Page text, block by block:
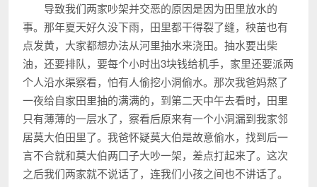
导致我们两家吵架并交恶的原因是因为田里放水的
事。那年夏天好久没下雨，田里都干得裂了缝，秧苗也有
点发黄，大家都想办法从河里抽水来浇田。抽水要出柴
油，还要排队，要每个小时出3块钱给机手，家里还要派两
个人沿水渠察看，怕有人偷挖小洞偷水。那次我爸妈熬了
一夜给自家田里抽的满满的，到第二天中午去看时，田里
只有薄薄的一层水了，察看后原来有一个小洞漏到我家邻
居莫大伯田里了。我爸怀疑莫大伯是故意偷水，找到后一
言不合就和莫大伯两囗子大吵一架，差点打起来了。这次
之后我们两家就不说话了，连我们小孩之间也不讲话了。